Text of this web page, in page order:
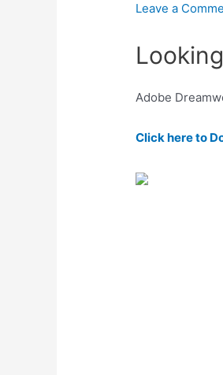
Leave a
Adobe
Click here to